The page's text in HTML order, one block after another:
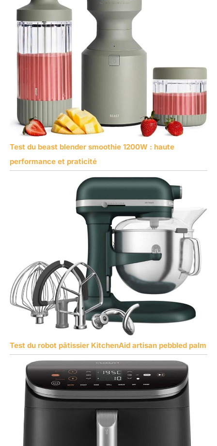
Test du beast blender smoothie 1200W : haute
performance et praticité
Test du robot pâtissier KitchenAid artisan pebbled palm